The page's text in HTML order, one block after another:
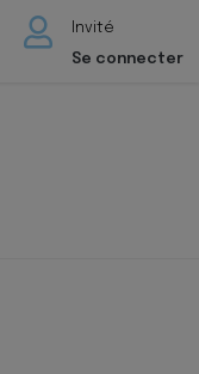
Invité
Se connecter